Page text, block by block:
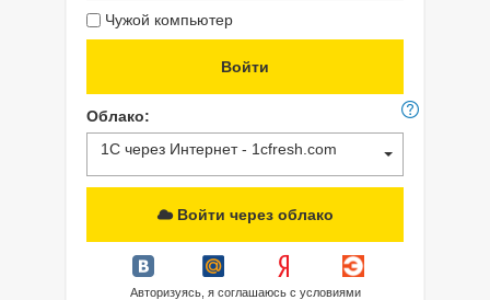
Чужой компьютер
Облако:
1С через Интернет - 1cfresh.com
Войти через облако
Авторизуясь, я соглашаюсь с условиями